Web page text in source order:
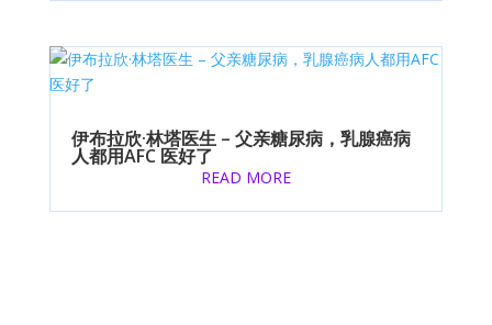
伊布拉欣·林塔医生 – 父亲糖尿病，乳腺癌病
人都用AFC 医好了
READ MORE